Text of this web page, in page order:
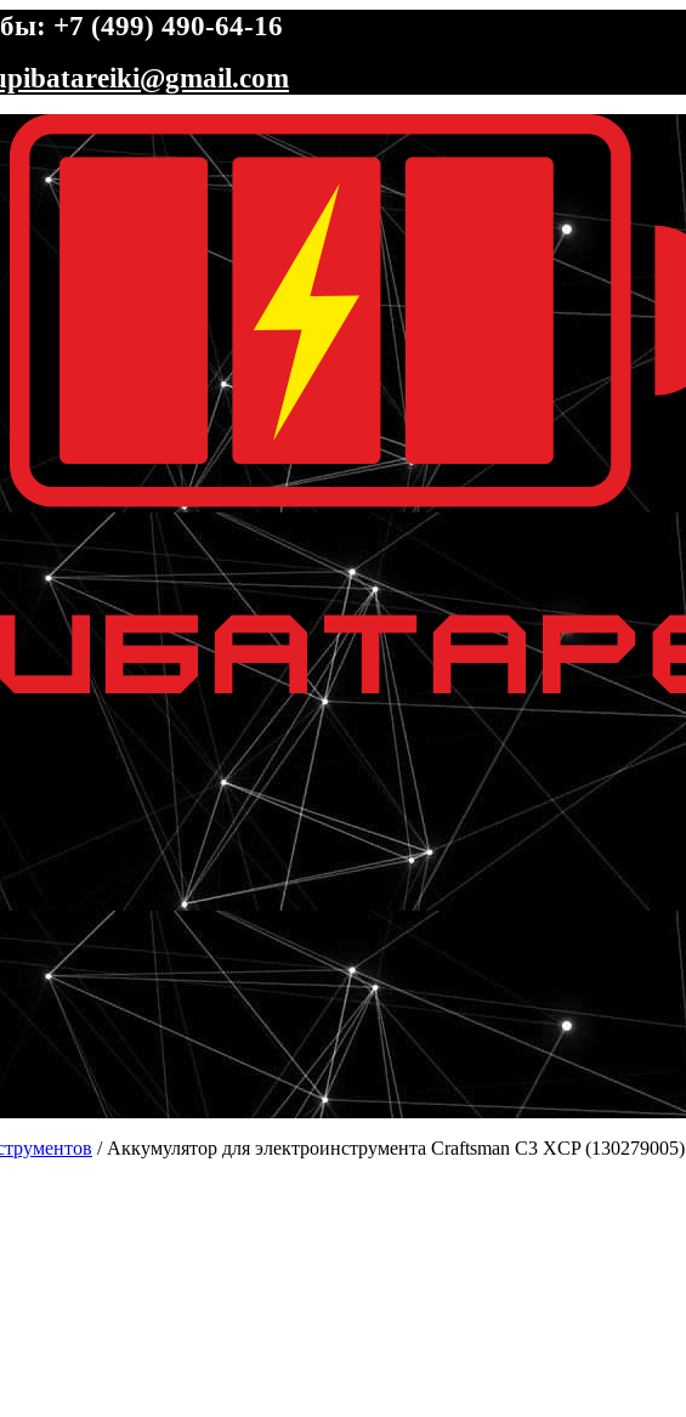
+7 (499) 490-64-16
/ Аккумулятор для электроинструмента Craftsman C3 XCP (130279005)